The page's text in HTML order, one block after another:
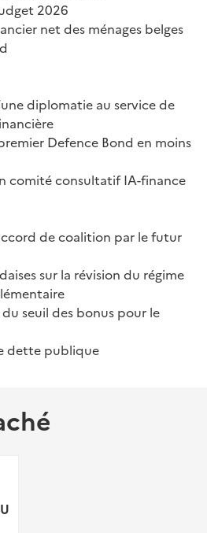
2026
net des ménages belges
diplomatie au service de
Defence Bond en moins
comité consultatif IA-finance
de coalition par le futur
sur la révision du régime
seuil des bonus pour le
dette publique